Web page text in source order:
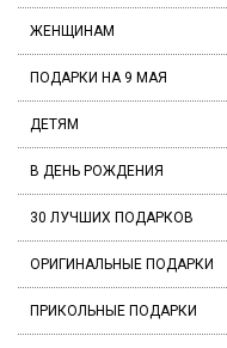
ЖЕНЩИНАМ
ПОДАРКИ НА 9 МАЯ
ДЕТЯМ
В ДЕНЬ РОЖДЕНИЯ
30 ЛУЧШИХ ПОДАРКОВ
ОРИГИНАЛЬНЫЕ ПОДАРКИ
ПРИКОЛЬНЫЕ ПОДАРКИ